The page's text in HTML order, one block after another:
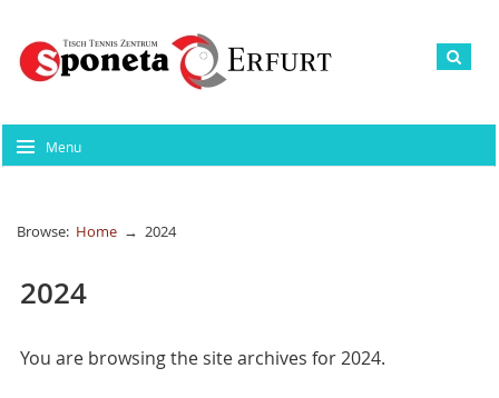
Menu
Browse: Home → 2024
2024
You are browsing the site archives for 2024.